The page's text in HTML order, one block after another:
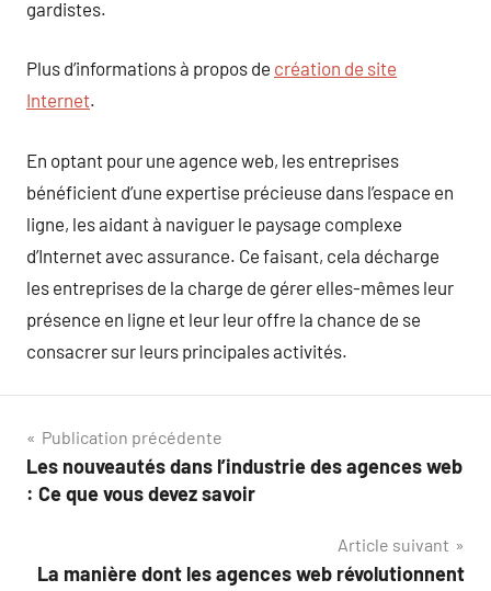
gardistes.
Plus d’informations à propos de création de site
Internet.
En optant pour une agence web, les entreprises
bénéficient d’une expertise précieuse dans l’espace en
ligne, les aidant à naviguer le paysage complexe
d’Internet avec assurance. Ce faisant, cela décharge
les entreprises de la charge de gérer elles-mêmes leur
présence en ligne et leur leur offre la chance de se
consacrer sur leurs principales activités.
Navigation
de
Publication précédente
Les nouveautés dans l’industrie des agences web
: Ce que vous devez savoir
Article suivant
La manière dont les agences web révolutionnent